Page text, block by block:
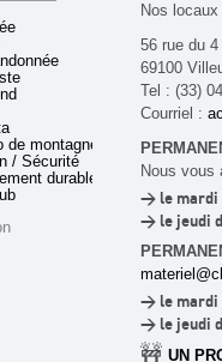
montagne
/ Sécurité
durable
Nos
56 rue du
69100
Tel : (33)
Courriel :
Nous vous
> le mardi
> le jeudi
> le mardi
> le jeudi
🚧 UN